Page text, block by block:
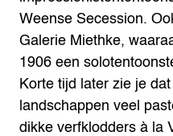
Weense Secession.
Galerie Miethke,
1906 een
Korte tijd later zie je
landschappen veel
dikke verfklodders à la